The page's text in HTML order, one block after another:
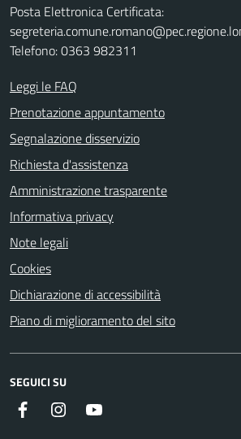
Posta Elettronica Certificata:
Telefono: 0363 982311
Leggi le FAQ
Prenotazione appuntamento
Segnalazione disservizio
Richiesta d'assistenza
Amministrazione trasparente
Informativa privacy
Note legali
Cookies
Dichiarazione di accessibilità
Piano di miglioramento del sito
SEGUICI SU
Facebook Instagram